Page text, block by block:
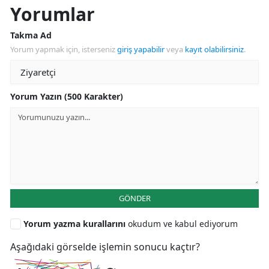
Yorumlar
Takma Ad
Yorum yapmak için, istersenizgiriş yapabilirveya kayıt olabilirsiniz.
Yorum Yazın (500 Karakter)
GÖNDER
Yorum yazma kurallarını okudum ve kabul ediyorum
Aşağıdaki görselde işlemin sonucu kaçtır?